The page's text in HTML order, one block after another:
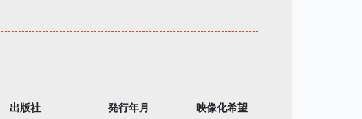
出版社 発行年月 映像化希望